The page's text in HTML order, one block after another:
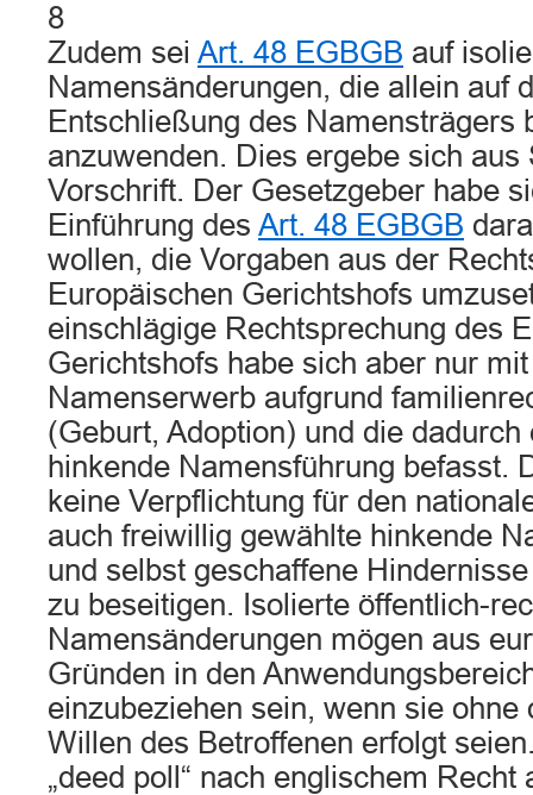
8
Zudem sei Art. 48 EGBGB auf
Namensänderungen, die allein auf
Entschließung des Namensträgers
anzuwenden. Dies ergebe sich
Vorschrift. Der Gesetzgeber habe
Einführung des Art. 48 EGBGB
wollen, die Vorgaben aus der
Europäischen Gerichtshofs
einschlägige Rechtsprechung des
Gerichtshofs habe sich aber nur
Namenserwerb aufgrund
(Geburt, Adoption) und die dadurch
hinkende Namensführung befasst.
keine Verpflichtung für den
auch freiwillig gewählte hinkende
und selbst geschaffene
zu beseitigen. Isolierte öffentlich-
Namensänderungen mögen aus
Gründen in den
einzubeziehen sein, wenn sie ohne
Willen des Betroffenen erfolgt
„deed poll“ nach englischem